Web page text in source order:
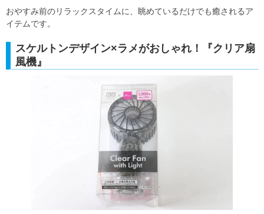
おやすみ前のリラックスタイムに、眺めているだけでも癒されるア
イテムです。
スケルトンデザイン×ラメがおしゃれ！『クリア扇
風機』